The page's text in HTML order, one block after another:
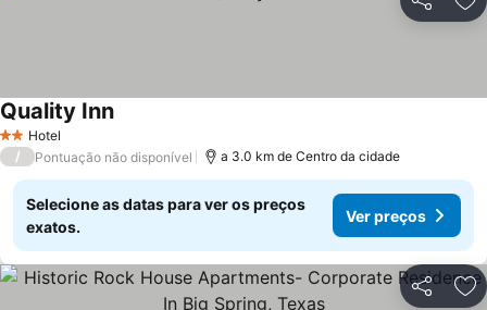
Partilhar
2 Estrelas
Hotel
Quality InnVer preços
/ Pontuação não disponível a 3.0 km de Centro da cidade
Selecione as datas para ver os preços
exatos.
Ver preços
Partilhar